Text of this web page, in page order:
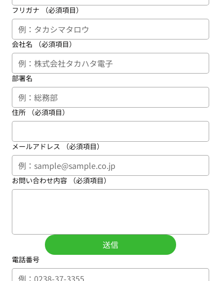
フリガナ （必須項目）
会社名 （必須項目）
部署名
住所 （必須項目）
メールアドレス （必須項目）
お問い合わせ内容 （必須項目）
送信
電話番号